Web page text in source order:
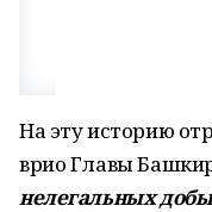
На эту историю
врио Главы
нелегальных